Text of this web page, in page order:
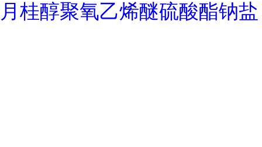
月桂醇聚氧乙烯醚硫酸酯钠盐